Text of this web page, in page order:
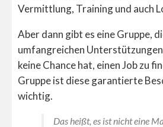
Vermittlung, Training und auch
Aber dann gibt es eine Gruppe,
umfangreichen
keine Chance hat, einen Job zu
Gruppe ist diese garantierte
wichtig.
Das heißt, es ist nicht eine